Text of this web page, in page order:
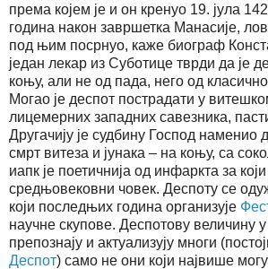
према којем је и он кренуо 19. јула
година након завршетка Манасије,
под њим посрнуо, каже биограф
један лекар из Суботице тврди да је
коњу, али не од пада, него од
Могао је деспот пострадати у
лицемерних западних савезника,
Другачију је судбину Господ наменио
смрт витеза и јунака – на коњу, са
иапк је поетичнија од инфаркта за
средњовековни човек. Деспоту се
који последњих година организује
научне скупове. Деспотову величину
препознају и актуализују многи
Деспот) само не они који највише